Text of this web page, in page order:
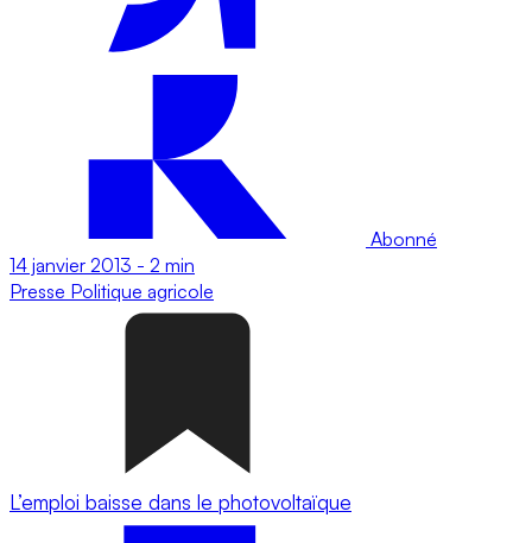
Abonné
14 janvier 2013 - 2 min
Presse Politique agricole
L’emploi baisse dans le photovoltaïque